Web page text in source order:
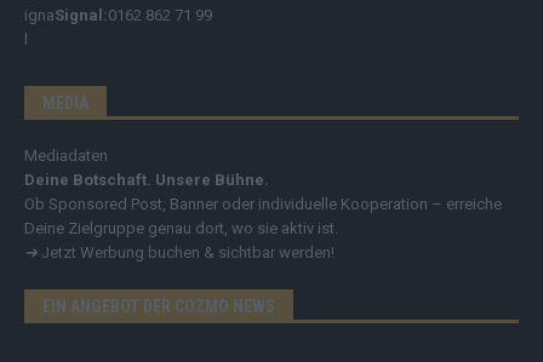
Signal:0162 862 71 99
MEDIA
Mediadaten
Deine Botschaft. Unsere Bühne.
Ob Sponsored Post, Banner oder individuelle Kooperation – erreiche
Deine Zielgruppe genau dort, wo sie aktiv ist.
➔ Jetzt Werbung buchen & sichtbar werden!
EIN ANGEBOT DER COZMO NEWS